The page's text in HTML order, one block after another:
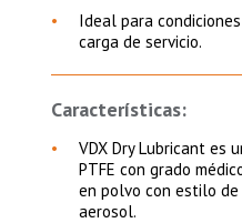
Ideal para
carga de servicio.
Características:
VDX Dry Lubricant es
PTFE con grado
en polvo con estilo
aerosol.